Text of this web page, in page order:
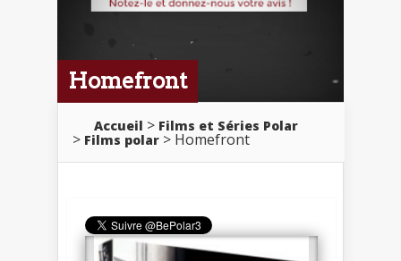
Homefront
Accueil
Films et Séries Polar
Films polar
Homefront